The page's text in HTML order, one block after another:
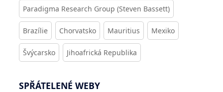
Paradigma Research Group (Steven Bassett)
Brazílie Chorvatsko Mauritius Mexiko
Švýcarsko Jihoafrická Republika
SPŘÁTELENÉ WEBY